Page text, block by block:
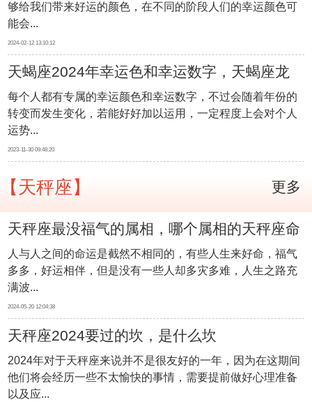
够给我们带来好运的颜色，在不同的阶段人们的幸运颜色可
能会...
2024-02-12 13:10:12
天蝎座2024年幸运色和幸运数字，天蝎座龙
年最旺的颜色和数字
每个人都有专属的幸运颜色和幸运数字，不过会随着年份的
转变而发生变化，若能好好加以运用，一定程度上会对个人
运势...
2023-11-30 09:48:20
【天秤座】 更多
天秤座最没福气的属相，哪个属相的天秤座命
不好
人与人之间的命运是截然不相同的，有些人生来好命，福气
多多，好运相伴，但是没有一些人却多灾多难，人生之路充
满波...
2024-05-20 12:04:38
天秤座2024要过的坎，是什么坎
2024年对于天秤座来说并不是很友好的一年，因为在这期间
他们将会经历一些不太愉快的事情，需要提前做好心理准备
以及应...